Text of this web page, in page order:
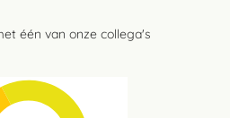
één van onze collega's